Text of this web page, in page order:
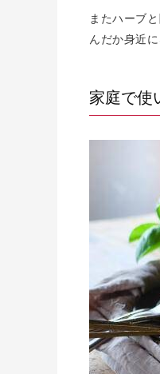
またハーブ
んだか身近
家庭で使